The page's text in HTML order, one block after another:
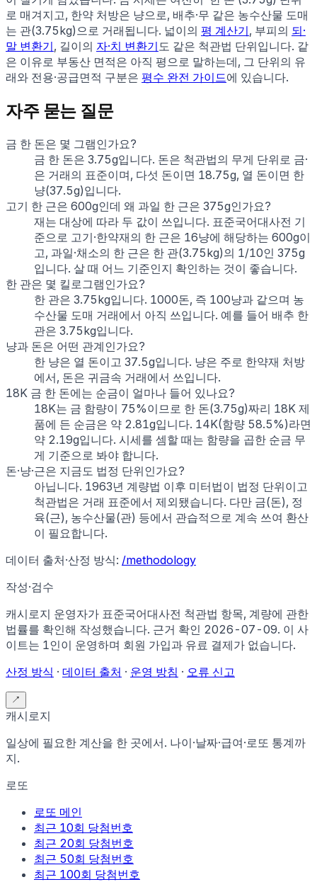
로 매겨지고, 한약 처방은 냥으로, 배추·무 같은 농수산물 도매
는 관(3.75kg)으로 거래됩니다. 넓이의 평 계산기, 부피의 되·
말 변환기, 길이의 자·치 변환기도 같은 척관법 단위입니다. 같
은 이유로 부동산 면적은 아직 평으로 말하는데, 그 단위의 유
래와 전용·공급면적 구분은 평수 완전 가이드에 있습니다.
자주 묻는 질문
금 한 돈은 몇 그램인가요?
금 한 돈은 3.75g입니다. 돈은 척관법의 무게 단위로 금·
은 거래의 표준이며, 다섯 돈이면 18.75g, 열 돈이면 한
냥(37.5g)입니다.
고기 한 근은 600g인데 왜 과일 한 근은 375g인가요?
재는 대상에 따라 두 값이 쓰입니다. 표준국어대사전 기
준으로 고기·한약재의 한 근은 16냥에 해당하는 600g이
고, 과일·채소의 한 근은 한 관(3.75kg)의 1/10인 375g
입니다. 살 때 어느 기준인지 확인하는 것이 좋습니다.
한 관은 몇 킬로그램인가요?
한 관은 3.75kg입니다. 1000돈, 즉 100냥과 같으며 농
수산물 도매 거래에서 아직 쓰입니다. 예를 들어 배추 한
관은 3.75kg입니다.
냥과 돈은 어떤 관계인가요?
한 냥은 열 돈이고 37.5g입니다. 냥은 주로 한약재 처방
에서, 돈은 귀금속 거래에서 쓰입니다.
18K 금 한 돈에는 순금이 얼마나 들어 있나요?
18K는 금 함량이 75%이므로 한 돈(3.75g)짜리 18K 제
품에 든 순금은 약 2.81g입니다. 14K(함량 58.5%)라면
약 2.19g입니다. 시세를 셈할 때는 함량을 곱한 순금 무
게 기준으로 봐야 합니다.
돈·냥·근은 지금도 법정 단위인가요?
아닙니다. 1963년 계량법 이후 미터법이 법정 단위이고
척관법은 거래 표준에서 제외됐습니다. 다만 금(돈), 정
육(근), 농수산물(관) 등에서 관습적으로 계속 쓰여 환산
이 필요합니다.
데이터 출처·산정 방식: /methodology
작성·검수
캐시로지 운영자가 표준국어대사전 척관법 항목, 계량에 관한
법률를 확인해 작성했습니다. 근거 확인 2026-07-09. 이 사
이트는 1인이 운영하며 회원 가입과 유료 결제가 없습니다.
산정 방식 · 데이터 출처 · 운영 방침 · 오류 신고
↗
캐시로지
일상에 필요한 계산을 한 곳에서. 나이·날짜·급여·로또 통계까
지.
로또
로또 메인
최근 10회 당첨번호
최근 20회 당첨번호
최근 50회 당첨번호
최근 100회 당첨번호